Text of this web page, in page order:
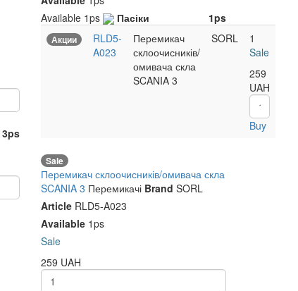
Малехів
5ps
Пасіки
2ps Малехів >9ps
Пасіки
>9ps
3ps
Available 1ps Пасіки 1ps
Акции
RLD5-
A023
Перемикач
склоочисників/
омивача скла
SCANIA 3
SORL
1
Sale
259
UAH
Buy
Sale
Перемикач склоочисників/омивача скла
SCANIA 3 Перемикачі Brand SORL
Article RLD5-A023
Available 1ps
Sale
259 UAH